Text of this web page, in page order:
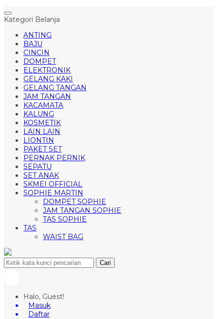
Kategori Belanja
ANTING
BAJU
CINCIN
DOMPET
ELEKTRONIK
GELANG KAKI
GELANG TANGAN
JAM TANGAN
KACAMATA
KALUNG
KOSMETIK
LAIN LAIN
LIONTIN
PAKET SET
PERNAK PERNIK
SEPATU
SET ANAK
SKMEI OFFICIAL
SOPHIE MARTIN
DOMPET SOPHIE
JAM TANGAN SOPHIE
TAS SOPHIE
TAS
WAIST BAG
Cari
Halo, Guest!
Masuk
Daftar